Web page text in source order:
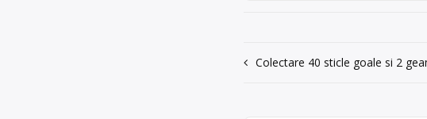
Navigare
Colectare 40 sticle goale si 2